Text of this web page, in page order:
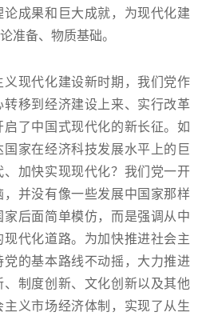
成果和巨大成就，为现代化建
准备、物质基础。
现代化建设新时期，我们党作
移到经济建设上来、实行改革
了中国式现代化的新长征。如
家在经济科技发展水平上的巨
加快实现现代化？我们党一开
并没有像一些发展中国家那样
后面简单模仿，而是强调从中
现代化道路。为加快推进社会主
党的基本路线不动摇，大力推进
制度创新、文化创新以及其他
义市场经济体制，实现了从生